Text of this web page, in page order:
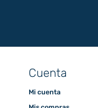
Cuenta
Mi cuenta